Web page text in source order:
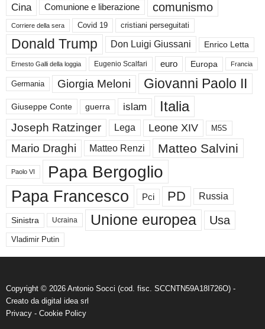
Cina Comunione e liberazione comunismo
Corriere della sera Covid 19 cristiani perseguitati
Donald Trump Don Luigi Giussani Enrico Letta
Ernesto Galli della loggia Eugenio Scalfari euro Europa Francia
Germania Giorgia Meloni Giovanni Paolo II
Giuseppe Conte guerra islam Italia
Joseph Ratzinger Lega Leone XIV M5S
Mario Draghi Matteo Renzi Matteo Salvini
Paolo VI Papa Bergoglio
Papa Francesco Pci PD Russia
Sinistra Ucraina Unione europea Usa
Vladimir Putin
Copyright © 2026 Antonio Socci (cod. fisc. SCCNTN59A18I726O) -
Creato da digital idea srl
Privacy - Cookie Policy